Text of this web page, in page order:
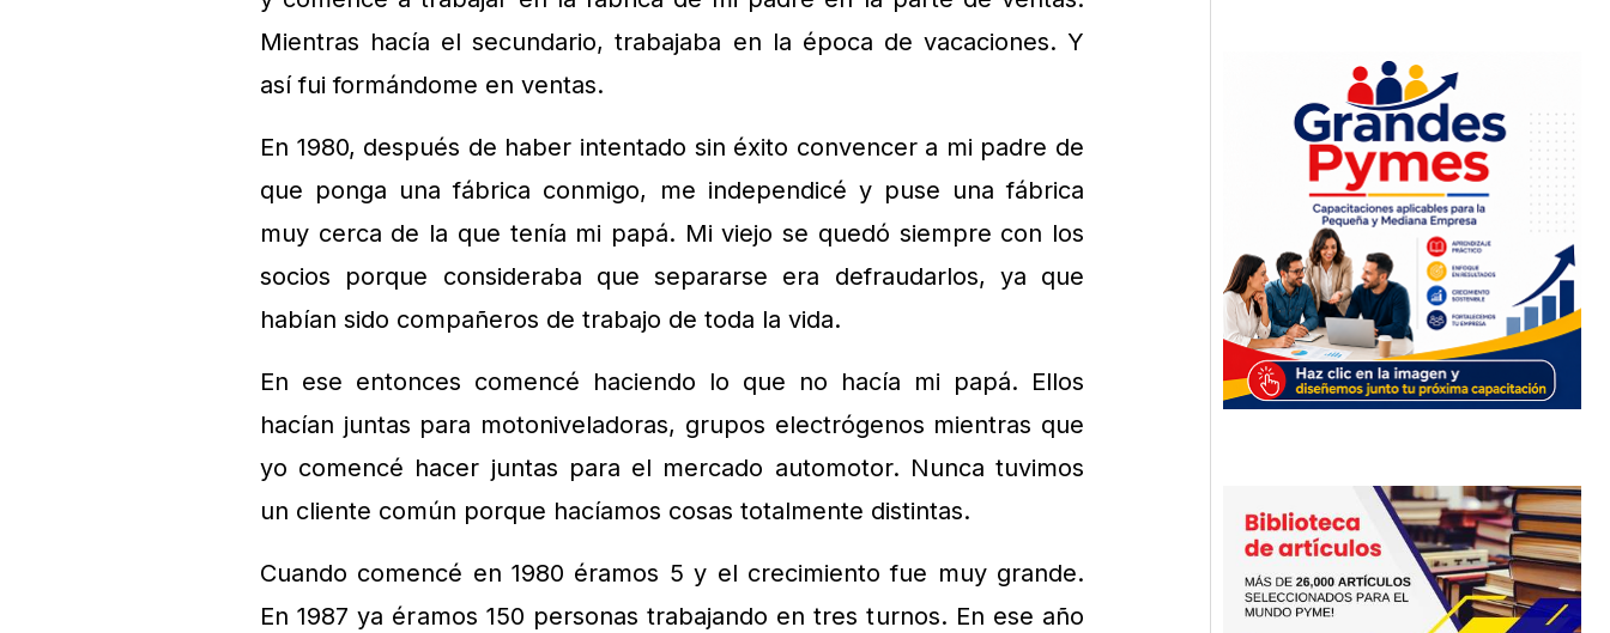
Mientras hacía el secundario, trabajaba en la época de vacaciones. Y
así fui formándome en ventas.
En 1980, después de haber intentado sin éxito convencer a mi padre de
que ponga una fábrica conmigo, me independicé y puse una fábrica
muy cerca de la que tenía mi papá. Mi viejo se quedó siempre con los
socios porque consideraba que separarse era defraudarlos, ya que
habían sido compañeros de trabajo de toda la vida.
En ese entonces comencé haciendo lo que no hacía mi papá. Ellos
hacían juntas para motoniveladoras, grupos electrógenos mientras que
yo comencé hacer juntas para el mercado automotor. Nunca tuvimos
un cliente común porque hacíamos cosas totalmente distintas.
Cuando comencé en 1980 éramos 5 y el crecimiento fue muy grande.
En 1987 ya éramos 150 personas trabajando en tres turnos. En ese año